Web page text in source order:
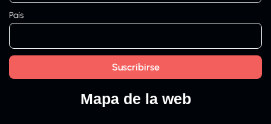
País
Mapa de la web